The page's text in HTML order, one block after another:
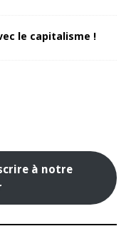
le capitalisme !
à notre